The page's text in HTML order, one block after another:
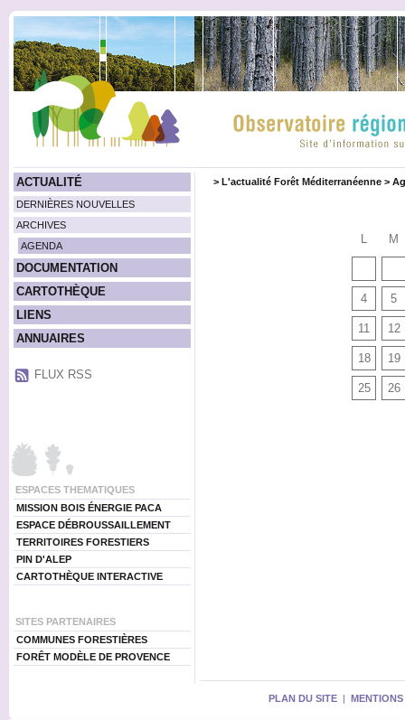
ACTUALITÉ
DERNIÈRES NOUVELLES
ARCHIVES
AGENDA
DOCUMENTATION
CARTOTHÈQUE
LIENS
ANNUAIRES
FLUX RSS
ESPACES THEMATIQUES
MISSION BOIS ÉNERGIE PACA
ESPACE DÉBROUSSAILLEMENT
TERRITOIRES FORESTIERS
PIN D'ALEP
CARTOTHÈQUE INTERACTIVE
SITES PARTENAIRES
COMMUNES FORESTIÈRES
FORÊT MODÈLE DE PROVENCE
> L'actualité Forêt Méditerranéenne>
L M
4 5
11 12
18 19
25 26
PLAN DU SITE |